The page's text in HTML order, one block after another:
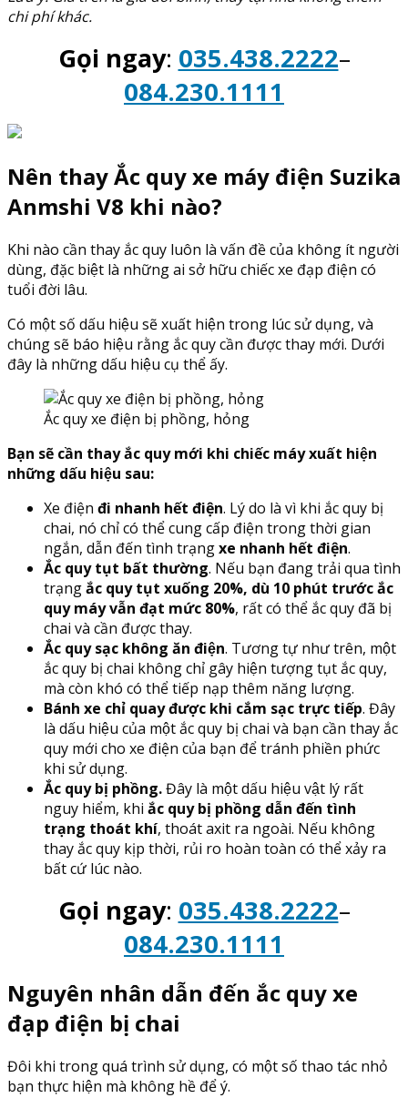
chi phí khác.
Gọi ngay: 035.438.2222–
084.230.1111
Nên thay Ắc quy xe máy điện Suzika
Anmshi V8 khi nào?
Khi nào cần thay ắc quy luôn là vấn đề của không ít người
dùng, đặc biệt là những ai sở hữu chiếc xe đạp điện có
tuổi đời lâu.
Có một số dấu hiệu sẽ xuất hiện trong lúc sử dụng, và
chúng sẽ báo hiệu rằng ắc quy cần được thay mới. Dưới
đây là những dấu hiệu cụ thể ấy.
Ắc quy xe điện bị phồng, hỏng
Bạn sẽ cần thay ắc quy mới khi chiếc máy xuất hiện
những dấu hiệu sau:
Xe điện đi nhanh hết điện. Lý do là vì khi ắc quy bị
chai, nó chỉ có thể cung cấp điện trong thời gian
ngắn, dẫn đến tình trạngxe nhanh hết điện.
Ắc quy tụt bất thường. Nếu bạn đang trải qua tình
trạngắc quy tụt xuống 20%, dù 10 phút trước ắc
quy máy vẫn đạt mức 80%, rất có thể ắc quy đã bị
chai và cần được thay.
Ắc quy sạc không ăn điện. Tương tự như trên, một
ắc quy bị chai không chỉ gây hiện tượng tụt ắc quy,
mà còn khó có thể tiếp nạp thêm năng lượng.
Bánh xe chỉ quay được khi cắm sạc trực tiếp. Đây
là dấu hiệu của một ắc quy bị chai và bạn cần thay ắc
quy mới cho xe điện của bạn để tránh phiền phức
khi sử dụng.
Ắc quy bị phồng.Đây là một dấu hiệu vật lý rất
nguy hiểm, khi ắc quy bị phồng dẫn đến tình
trạng thoát khí, thoát axit ra ngoài. Nếu không
thay ắc quy kịp thời, rủi ro hoàn toàn có thể xảy ra
bất cứ lúc nào.
Gọi ngay: 035.438.2222–
084.230.1111
Nguyên nhân dẫn đến ắc quy xe
đạp điện bị chai
Đôi khi trong quá trình sử dụng, có một số thao tác nhỏ
bạn thực hiện mà không hề để ý.